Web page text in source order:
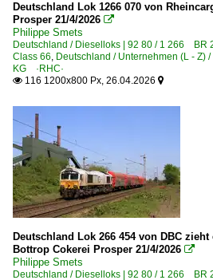
Marktredwitz
Melle
Neustrelitz
Offenburg
Offingen
Pasewalk
Pforzheim
Pirna
Deutschland Lok 1266 070 von
Prosper 21/4/2026 
Philippe Smets
Deutschland / Dieselloks | 92 80 / 1 266
Class 66, Deutschland / Unternehmen (L - Z)
KG ·RHC·
 116 1200x800 Px, 26.04.2026 
Deutschland Lok 266 454 von DBC
Bottrop Cokerei Prosper 21/4/2026 
Philippe Smets
Deutschland / Dieselloks | 92 80 / 1 266